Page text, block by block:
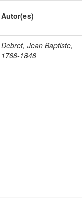
Autor(es)
Debret, Jean Baptiste,
1768-1848